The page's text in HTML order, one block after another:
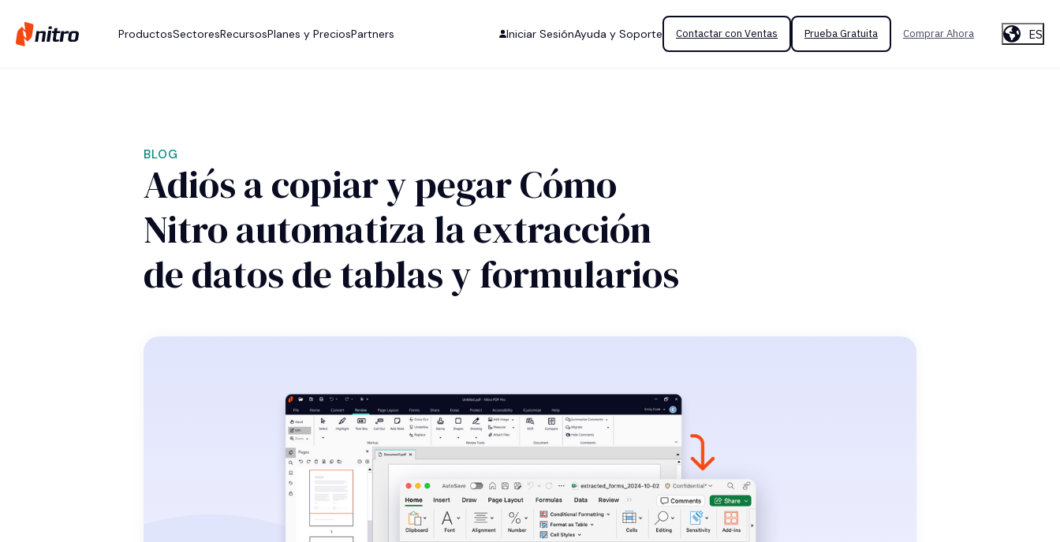
ProductosSectoresRecursosPlanes y PreciosPartners Iniciar SesiónAyuda y Soporte Contactar con Ventas Prueba Gratuita Comprar Ahora ES
BLOG
Adiós a copiar y pegar Cómo
Nitro automatiza la extracción
de datos de tablas y formularios